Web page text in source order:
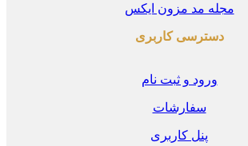
مجله مد مزون ایکس
دسترسی کاربری
ورود و ثبت نام
سفارشات
پنل کاربری